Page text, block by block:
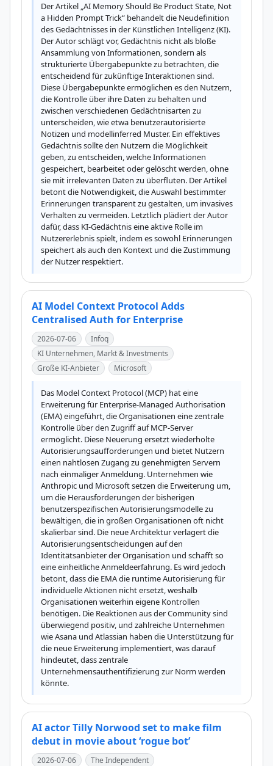
Der Artikel „AI Memory Should Be Product State, Not
a Hidden Prompt Trick“ behandelt die Neudefinition
des Gedächtnisses in der Künstlichen Intelligenz (KI).
Der Autor schlägt vor, Gedächtnis nicht als bloße
Ansammlung von Informationen, sondern als
strukturierte Übergabepunkte zu betrachten, die
entscheidend für zukünftige Interaktionen sind.
Diese Übergabepunkte ermöglichen es den Nutzern,
die Kontrolle über ihre Daten zu behalten und
zwischen verschiedenen Gedächtnisarten zu
unterscheiden, wie etwa benutzerautorisierte
Notizen und modellinferred Muster. Ein effektives
Gedächtnis sollte den Nutzern die Möglichkeit
geben, zu entscheiden, welche Informationen
gespeichert, bearbeitet oder gelöscht werden, ohne
sie mit irrelevanten Daten zu überfluten. Der Artikel
betont die Notwendigkeit, die Auswahl bestimmter
Erinnerungen transparent zu gestalten, um invasives
Verhalten zu vermeiden. Letztlich plädiert der Autor
dafür, dass KI-Gedächtnis eine aktive Rolle im
Nutzererlebnis spielt, indem es sowohl Erinnerungen
speichert als auch den Kontext und die Zustimmung
der Nutzer respektiert.
AI Model Context Protocol Adds
Centralised Auth for Enterprise
2026-07-06
Infoq
KI Unternehmen, Markt & Investments
Große KI-Anbieter
Microsoft
Das Model Context Protocol (MCP) hat eine
Erweiterung für Enterprise-Managed Authorisation
(EMA) eingeführt, die Organisationen eine zentrale
Kontrolle über den Zugriff auf MCP-Server
ermöglicht. Diese Neuerung ersetzt wiederholte
Autorisierungsaufforderungen und bietet Nutzern
einen nahtlosen Zugang zu genehmigten Servern
nach einmaliger Anmeldung. Unternehmen wie
Anthropic und Microsoft setzen die Erweiterung um,
um die Herausforderungen der bisherigen
benutzerspezifischen Autorisierungsmodelle zu
bewältigen, die in großen Organisationen oft nicht
skalierbar sind. Die neue Architektur verlagert die
Autorisierungsentscheidungen auf den
Identitätsanbieter der Organisation und schafft so
eine einheitliche Anmeldeerfahrung. Es wird jedoch
betont, dass die EMA die runtime Autorisierung für
individuelle Aktionen nicht ersetzt, weshalb
Organisationen weiterhin eigene Kontrollen
benötigen. Die Reaktionen aus der Community sind
überwiegend positiv, und zahlreiche Unternehmen
wie Asana und Atlassian haben die Unterstützung für
die neue Erweiterung implementiert, was darauf
hindeutet, dass zentrale
Unternehmensauthentifizierung zur Norm werden
könnte.
AI actor Tilly Norwood set to make film
debut in movie about ‘rogue bot’
2026-07-06 The Independent